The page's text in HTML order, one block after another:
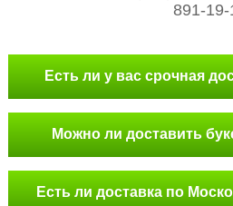
891-19-
Есть ли у вас срочная
Можно ли доставить
Есть ли доставка по